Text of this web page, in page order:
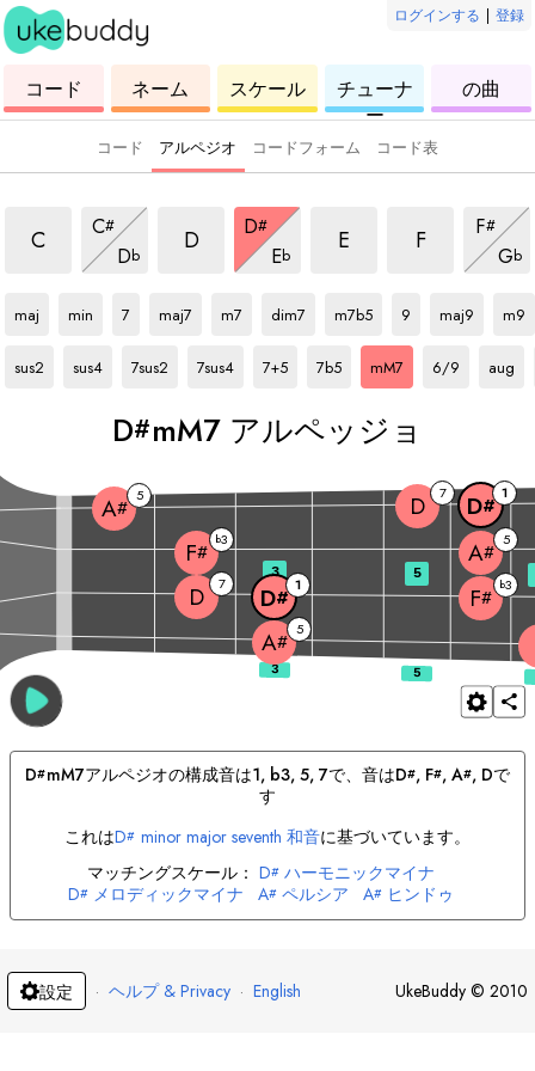
ログインする | 登録
ク
レ
コード
コ
ー
ド
ネーム
ウ
ク
レ
レ
スケール
ク
レ
レ
チューナ
ー
ク
レ
の曲
コード アルペジオ コードフォーム コード表
C
mM7 アルペッジョ
C#
mM7 アルペッジョ
Db
mM7 アルペッジョ
D
mM7 アルペッジョ
D#
mM7 アルペッジョ
Eb
mM7 アルペッジョ
E
F
mM7 アルペ
F#
mM7
Gb
mM7
maj
min
7
maj7
m7
dim7
m7b5
9
maj9
m9
sus2
sus4
7sus2
7sus4
7+5
7b5
mM7
6/9
aug
D#mM7 アルペッジョ
A# 5
D 7 D# 1 F#
b3
F#
b3 A# 5
A# 5 D 7 D# 1
3 5
D#mM7アルペジオの構成音は1, b3, 5, 7で、音はD#, F#, A#, Dで
す
これはD# minor major seventh 和音に基づいています。
マッチングスケール： D# ハーモニックマイナ
D# メロディックマイナ A# ペルシア A# ヒンドゥ
D ペルシア D ジュウィッシュ
設定 · ヘルプ & Privacy · English UkeBuddy © 2010